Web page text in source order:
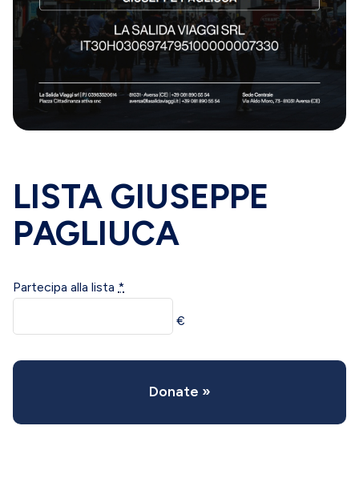
LISTA GIUSEPPE
PAGLIUCA
Partecipa alla lista *
€
Donate »